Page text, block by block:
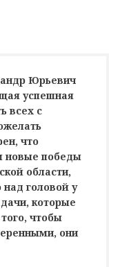
Юрьевич
успешная
всех с
что
новые победы
области,
головой у
которые
чтобы
они